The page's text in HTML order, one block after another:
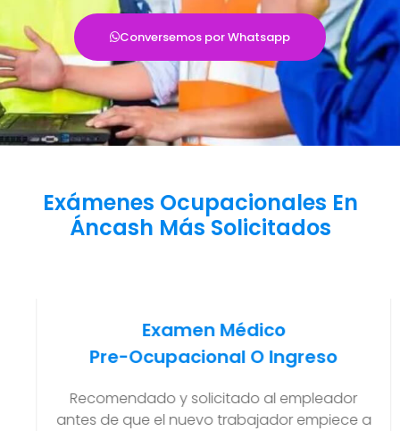
Conversemos por Whatsapp
Exámenes Ocupacionales En
Áncash Más Solicitados